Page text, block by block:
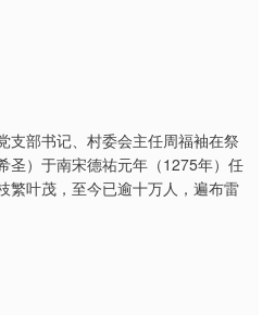
支部书记、村委会主任周福袖在祭
圣）于南宋德祐元年（1275年）任
繁叶茂，至今已逾十万人，遍布雷